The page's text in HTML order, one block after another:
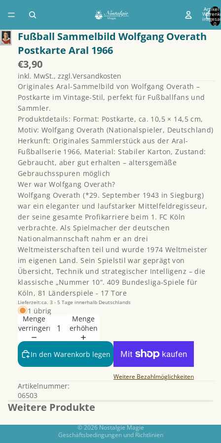
Artikel
0
Fußball Sammelbild Wolfgang Overath
Postkarte Aral 1966
€3,90
inkl. MwSt., zzgl.Versandkosten
Originales Aral-Sammelbild von Wolfgang Overath –
Postkarte im Vintage-Stil, perfekt für Fußballfans und
Sammler.
Produktdetails: Format: Postkarte, ca. 10,5 × 14,5 cm,
Motiv: Wolfgang Overath (Nationalspieler, Deutschland)
Herkunft: Originales Sammlerstück aus der Aral-
Fußballserie 1966, Material: Stabiler Karton, Zustand:
Gebraucht, aber gut erhalten – altersgemäße
Gebrauchsspuren möglich
Wer war Wolfgang Overath?
Wolfgang Overath (*29. September 1943 in Siegburg)
war ein eleganter und laufstarker Mittelfeldregisseur,
der seine gesamte Profikarriere beim 1. FC Köln
verbrachte. Als Spielmacher der deutschen
Nationalmannschaft nahm er an drei
Weltmeisterschaften teil und wurde 1974 Weltmeister
im eigenen Land. Sein Spielstil war geprägt von
Übersicht, Technik und strategischer Intelligenz – die
klassische „Nummer 10“. 409 Bundesliga-Spiele für
Köln, 81 Länderspiele - 17 Tore
Lieferzeit:ca. 3 - 5 Tage innerhalb Deutschlands
1 übrig
Menge
verringern
Menge
erhöhen
In den Warenkorb legen
Weitere Bezahlmöglichkeiten
Artikelnummer:
06503
Weitere Produkte
© 2026Nostalgie Magie
Geschäftsbedingungen und Richtlinien
Datenschutzerklärung
Widerrufsrecht
Kontaktinformationen
Impressum